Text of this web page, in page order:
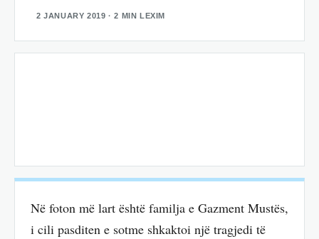
2 JANUARY 2019 · 2 MIN LEXIM
Në foton më lart është familja e Gazment Mustës,
i cili pasditen e sotme shkaktoi një tragjedi të